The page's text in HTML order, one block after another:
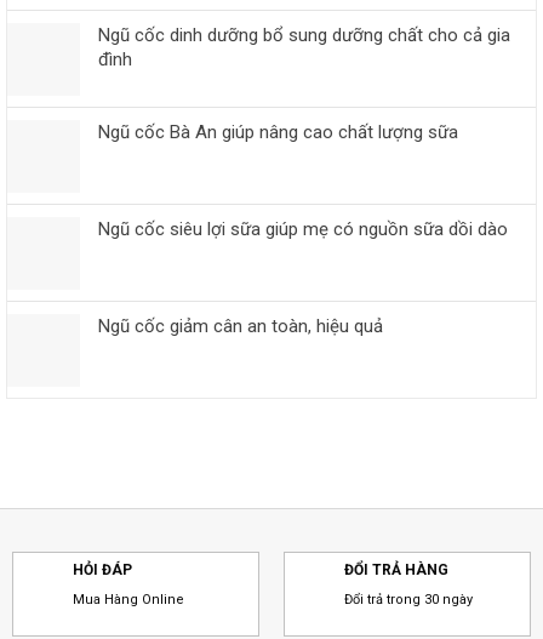
Ngũ cốc dinh dưỡng bổ sung dưỡng chất cho cả gia
đình
Ngũ cốc Bà An giúp nâng cao chất lượng sữa
Ngũ cốc siêu lợi sữa giúp mẹ có nguồn sữa dồi dào
Ngũ cốc giảm cân an toàn, hiệu quả
HỎI ĐÁP
Mua Hàng Online
ĐỔI TRẢ HÀNG
Đổi trả trong 30 ngày